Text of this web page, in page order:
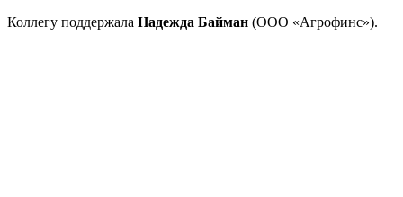
Коллегу поддержала Надежда Байман (ООО «Агрофинс»).